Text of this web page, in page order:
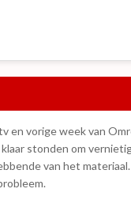
en vorige week van
stonden om
van het